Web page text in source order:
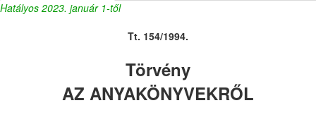
Hatályos 2023. január 1-től
Tt. 154/1994.
Törvény
AZ ANYAKÖNYVEKRŐL